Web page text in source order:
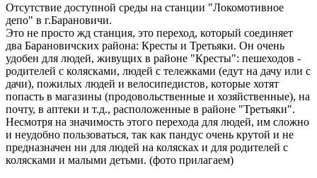
Отсутствие доступной среды на станции "Локомотивное
депо" в г.Барановичи.
Это не просто жд станция, это переход, который соединяет
два Барановичских района: Кресты и Третьяки. Он очень
удобен для людей, живущих в районе "Кресты": пешеходов -
родителей с колясками, людей с тележками (едут на дачу или с
дачи), пожилых людей и велосипедистов, которые хотят
попасть в магазины (продовольственные и хозяйственные), на
почту, в аптеки и т.д., расположенные в районе "Третьяки".
Несмотря на значимость этого перехода для людей, им сложно
и неудобно пользоваться, так как пандус очень крутой и не
предназначен ни для людей на колясках и для родителей с
колясками и малыми детьми. (фото прилагаем)